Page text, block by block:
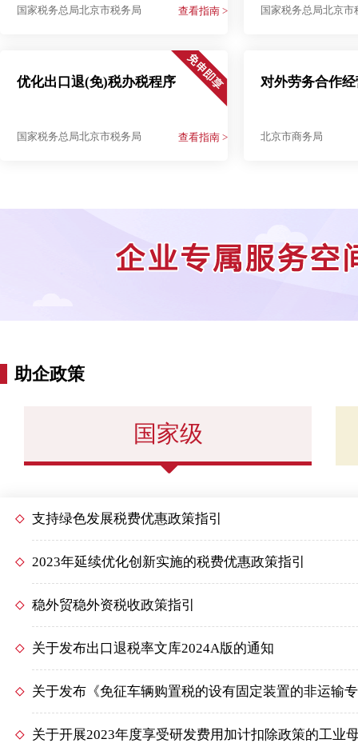
国家税务总局北京市税务局 查看指南 > 国家税务总局北京市
优化出口退(免)税办税程序
国家税务总局北京市税务局 查看指南 >
对外劳务合作
北京市商务局
助企政策
国家级
支持绿色发展税费优惠政策指引
2023年延续优化创新实施的税费优惠政策指引
稳外贸稳外资税收政策指引
关于发布出口退税率文库2024A版的通知
关于发布《免征车辆购置税的设有固定装置的非运输
关于开展2023年度享受研发费用加计扣除政策的工业